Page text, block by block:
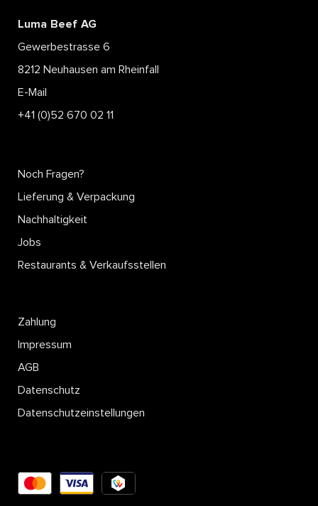
Luma Beef AG
Gewerbestrasse 6
8212 Neuhausen am Rheinfall
E-Mail
+41 (0)52 670 02 11
Noch Fragen?
Lieferung & Verpackung
Nachhaltigkeit
Jobs
Restaurants & Verkaufsstellen
Zahlung
Impressum
AGB
Datenschutz
Datenschutzeinstellungen